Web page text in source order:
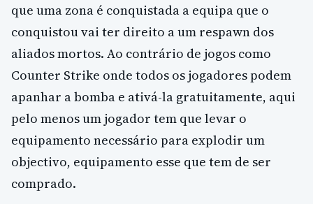
que uma zona é conquistada a equipa que o
conquistou vai ter direito a um respawn dos
aliados mortos. Ao contrário de jogos como
Counter Strike onde todos os jogadores podem
apanhar a bomba e ativá-la gratuitamente, aqui
pelo menos um jogador tem que levar o
equipamento necessário para explodir um
objectivo, equipamento esse que tem de ser
comprado.